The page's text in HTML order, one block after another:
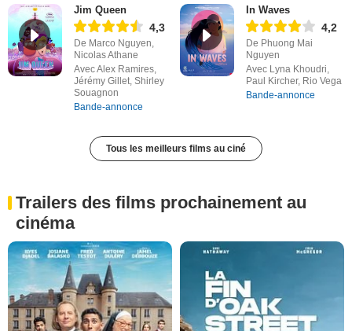
Jim Queen
4,3
De Marco Nguyen,
Nicolas Athane
Avec Alex Ramires,
Jérémy Gillet, Shirley
Souagnon
Bande-annonce
In Waves
4,2
De Phuong Mai
Nguyen
Avec Lyna Khoudri,
Paul Kircher, Rio Vega
Bande-annonce
Tous les meilleurs films au ciné
Trailers des films prochainement au
cinéma